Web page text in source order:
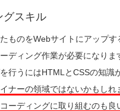
グスキル
ものをWebサイトにアップす
ディング作業が必要になりま
行うにはHTMLとCSSの知識
ナーの領域ではないかもしれ
ーディングに取り組むのも良